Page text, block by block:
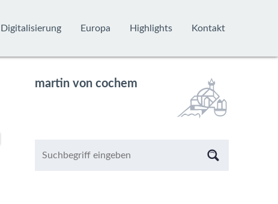
Digitalisierung Europa Highlights Kontakt
martin von cochem